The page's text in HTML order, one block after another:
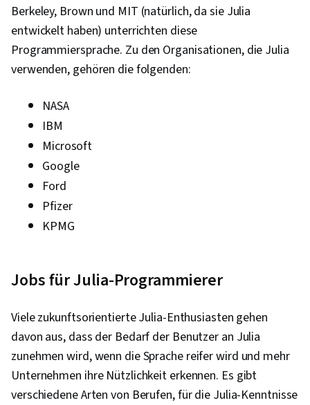
Berkeley, Brown und MIT (natürlich, da sie Julia
entwickelt haben) unterrichten diese
Programmiersprache. Zu den Organisationen, die Julia
verwenden, gehören die folgenden:
NASA
IBM
Microsoft
Google
Ford
Pfizer
KPMG
Jobs für Julia-Programmierer
Viele zukunftsorientierte Julia-Enthusiasten gehen
davon aus, dass der Bedarf der Benutzer an Julia
zunehmen wird, wenn die Sprache reifer wird und mehr
Unternehmen ihre Nützlichkeit erkennen. Es gibt
verschiedene Arten von Berufen, für die Julia-Kenntnisse